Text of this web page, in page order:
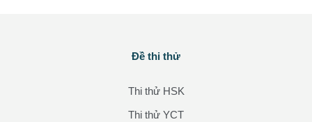
Đề thi thử
Thi thử HSK
Thi thử YCT